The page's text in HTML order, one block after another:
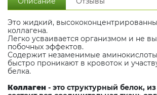
Это жидкий,
коллагена.
Легко усваивается организмом и не
побочных эффектов.
Содержит незаменимые
быстро проникают в кровоток и
белка.
Коллаген - это структурный белок,